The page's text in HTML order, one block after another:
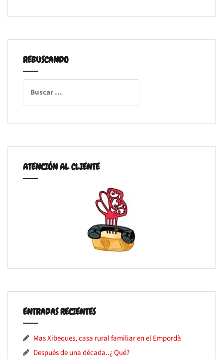
REBUSCANDO
ATENCIÓN AL CLIENTE
ENTRADAS RECIENTES
Mas Xibeques, casa rural familiar en el Empordà
Después de una década..¿ Qué?